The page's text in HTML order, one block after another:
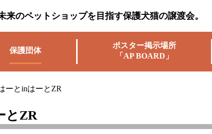
来のペットショップを目指す保護犬猫の譲渡会。
保護団体
ポスター掲示場所
「AP BOARD」
ーとinはーとZR
とZR